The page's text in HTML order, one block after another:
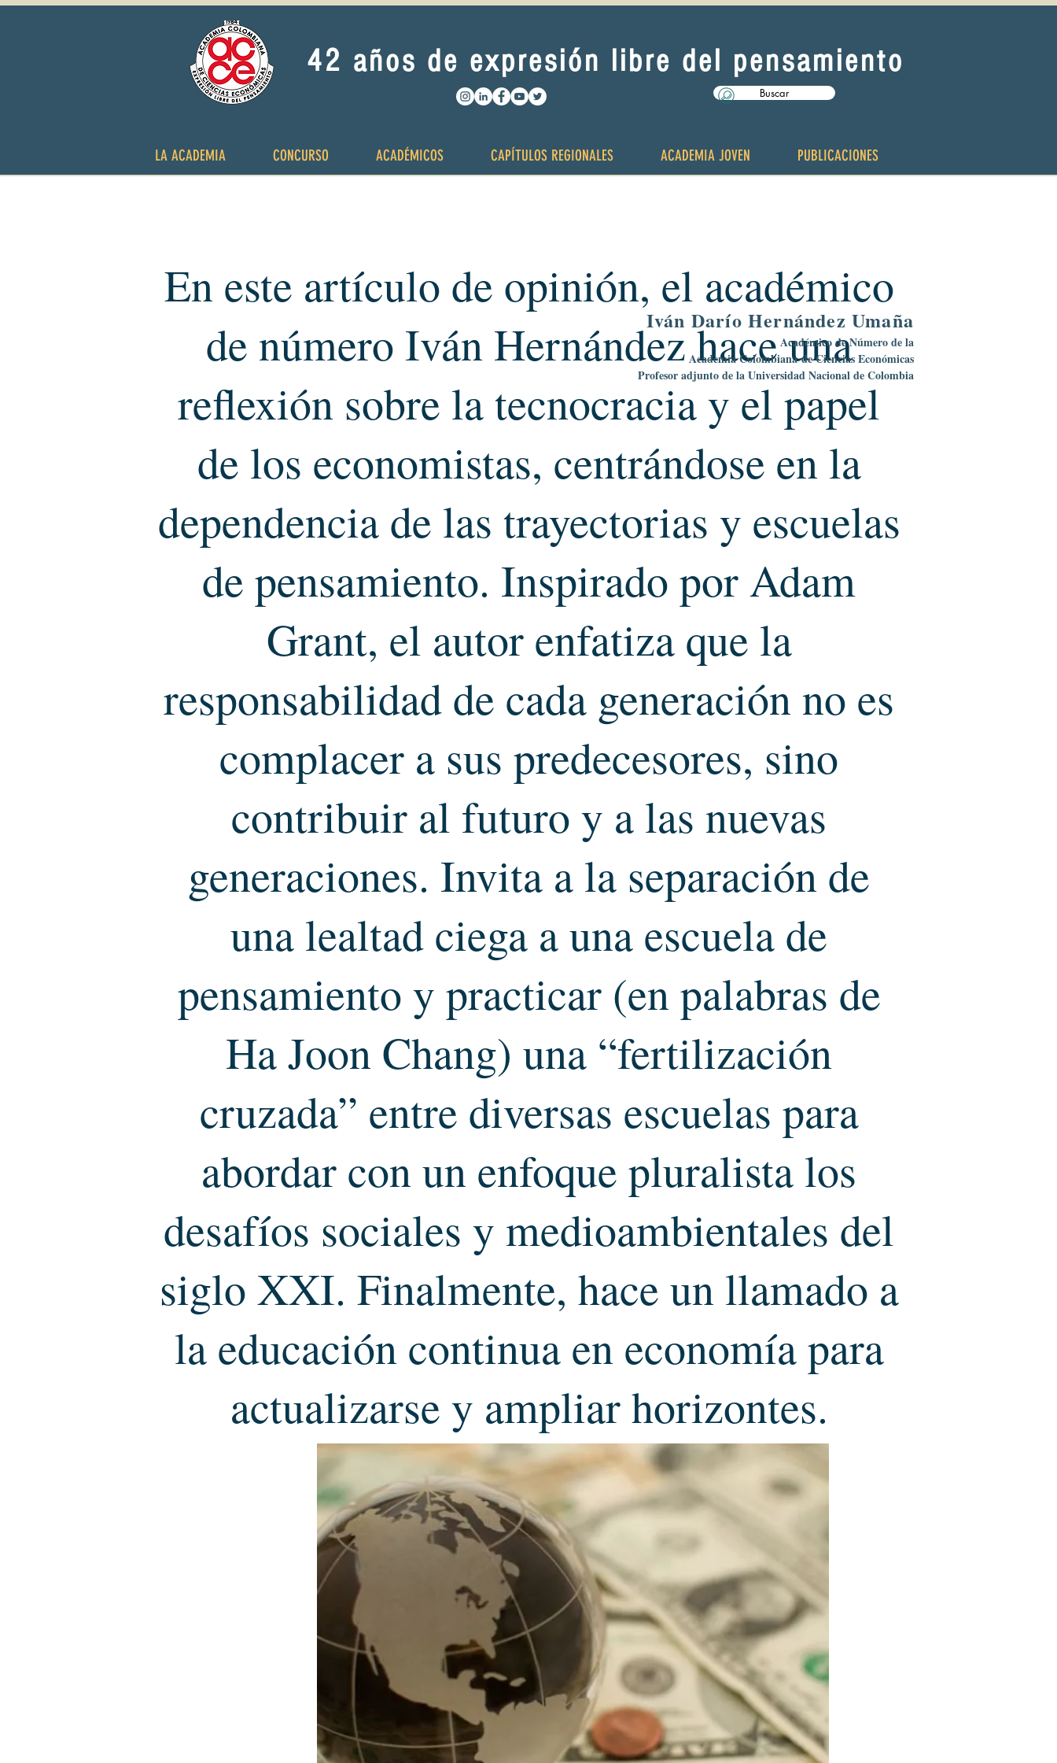
42 años de expresión libre del pensamiento
Buscar
LA ACADEMIA CONCURSO ACADÉMICOS CAPÍTULOS REGIONALES ACADEMIA JOVEN PUBLICACIONES
En este artículo de opinión, el académico
de número Iván Hernández hace una
reflexión sobre la tecnocracia y el papel
de los economistas, centrándose en la
dependencia de las trayectorias y escuelas
de pensamiento. Inspirado por Adam
Grant, el autor enfatiza que la
responsabilidad de cada generación no es
complacer a sus predecesores, sino
contribuir al futuro y a las nuevas
generaciones. Invita a la separación de
una lealtad ciega a una escuela de
pensamiento y practicar (en palabras de
Ha Joon Chang) una “fertilización
cruzada” entre diversas escuelas para
abordar con un enfoque pluralista los
desafíos sociales y medioambientales del
siglo XXI. Finalmente, hace un llamado a
la educación continua en economía para
actualizarse y ampliar horizontes.
Iván Darío Hernández Umaña
Académico de Número de la
Academia Colombianade Ciencias Económicas
Profesor adjunto de la Universidad Nacional de Colombia